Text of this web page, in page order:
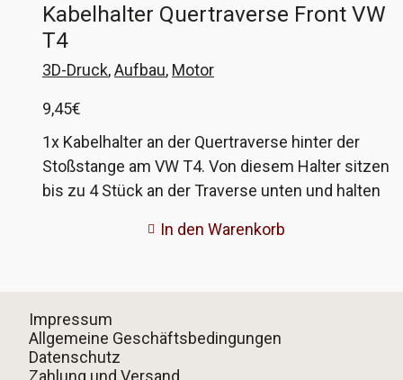
Kabelhalter Quertraverse Front VW
T4
3D-Druck,Aufbau, Motor
9,45€
1x Kabelhalter an der Quertraverse hinter der
Stoßstange am VW T4. Von diesem Halter sitzen
bis zu 4 Stück an der Traverse unten und halten
verlegt sind. Durch das Alter sind diese Teile oft
bei mir. Damit die Kabel aber weiterhin vernünftig
gehalten werden, habe ich die Halter im 3D-
Druckverfahren nachgebaut. Die VW-
In den Warenkorb
Impressum
Allgemeine Geschäftsbedingungen
Datenschutz
Zahlung und Versand